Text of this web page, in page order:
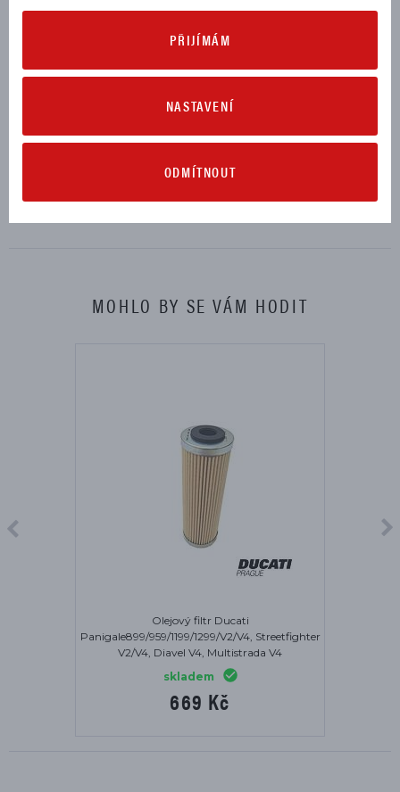
STREETFIGHTER V4 SP 2022
STREETFIGHTER V4 SP2 2023, 2024, 2025
MOHLO BY SE VÁM HODIT
Olejový filtr Ducati
Panigale899/959/1199/1299/V2/V4, Streetfighter
V2/V4, Diavel V4, Multistrada V4
skladem
669 Kč
PŘIJÍMÁM
NASTAVENÍ
ODMÍTNOUT